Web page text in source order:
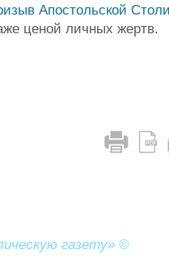
Апостольской
ценой личных жертв.
газету» ©